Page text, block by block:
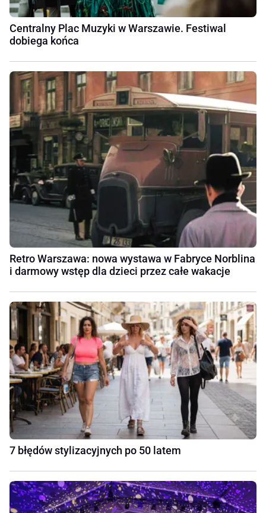
Centralny Plac Muzyki w Warszawie. Festiwal
dobiega końca
Retro Warszawa: nowa wystawa w Fabryce Norblina
i darmowy wstęp dla dzieci przez całe wakacje
7 błędów stylizacyjnych po 50 latem